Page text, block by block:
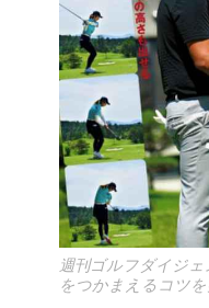
週刊ゴルフダイジ
をつかまえるコツ